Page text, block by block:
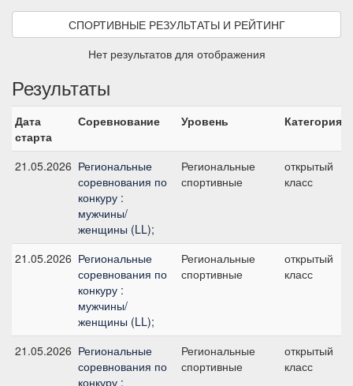
СПОРТИВНЫЕ РЕЗУЛЬТАТЫ И РЕЙТИНГ
Нет результатов для отображения
Результаты
Дата
старта
Соревнование Уровень Категория
21.05.2026 Региональные
соревнования по
конкуру :
мужчины/
женщины (LL);
Региональные
спортивные
открытый
класс
21.05.2026 Региональные
соревнования по
конкуру :
мужчины/
женщины (LL);
Региональные
спортивные
открытый
класс
21.05.2026 Региональные
соревнования по
конкуру :
Региональные
спортивные
открытый
класс